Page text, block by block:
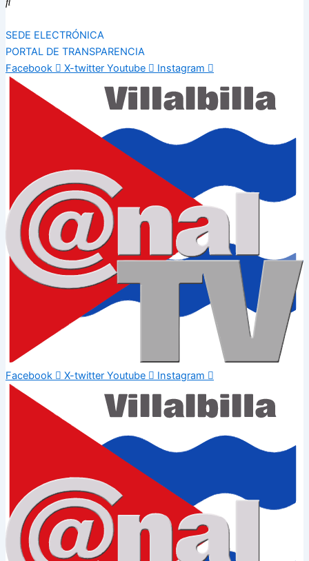
SEDE ELECTRÓNICA
PORTAL DE TRANSPARENCIA
Facebook
X-twitter Youtube Instagram
Facebook X-twitter Youtube Instagram